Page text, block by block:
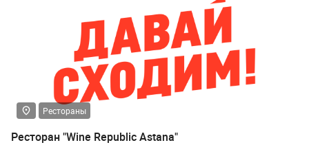
Рестораны
Ресторан "Wine Republic Astana"